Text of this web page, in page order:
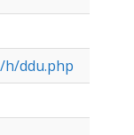
h/ddu.php